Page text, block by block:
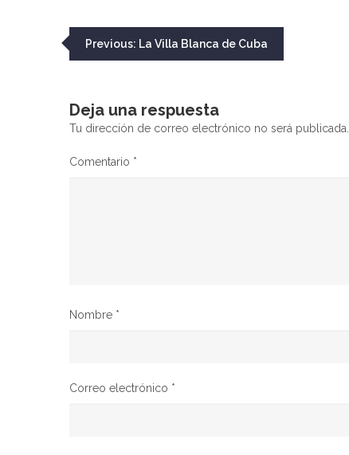
Navegación
entradas
Previous: La Villa Blanca de Cuba
Deja una respuesta
Tu dirección de correo electrónico no será publicada.
Comentario *
Nombre *
Correo electrónico *